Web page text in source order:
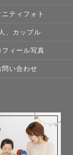
ニティフォト
、カップル
フィール写真
問い合わせ